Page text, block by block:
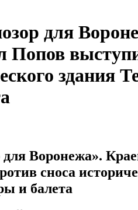
для
Попов
здания
Воронежа».
сноса
и балета